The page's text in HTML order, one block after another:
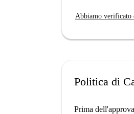
Abbiamo verificato
Politica di
Prima